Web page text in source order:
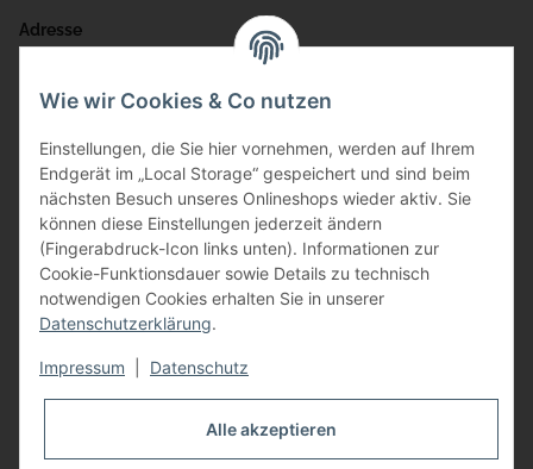
Adresse
Gewerbering 17
84072 Au i.d. Hallertau
info@bauer-tore.de
Vertrag widerrufen
* Alle Preise inkl. gesetzlicher USt., zzgl.Versand
Wie wir Cookies & Co nutzen
Einstellungen, die Sie hier vornehmen, werden auf Ihrem
Endgerät im „Local Storage“ gespeichert und sind beim
nächsten Besuch unseres Onlineshops wieder aktiv. Sie
können diese Einstellungen jederzeit ändern
(Fingerabdruck-Icon links unten). Informationen zur
Cookie-Funktionsdauer sowie Details zu technisch
notwendigen Cookies erhalten Sie in unserer
Datenschutzerklärung.
Impressum Datenschutz
Alle akzeptieren